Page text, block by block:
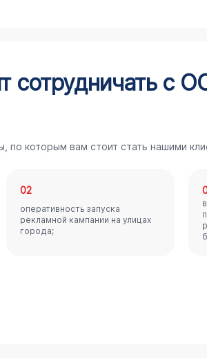
сотрудничать с
по которым вам стоит стать нашими
02
оперативность запуска
рекламной кампании на улицах
города;